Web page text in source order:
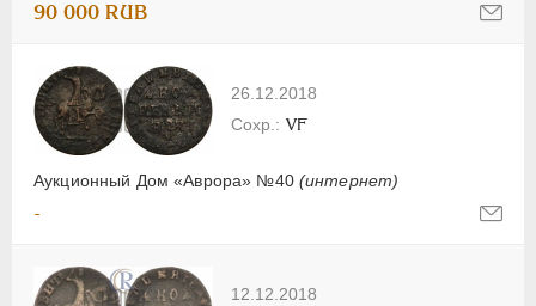
90 000 RUB
26.12.2018
Аукционный Дом «Аврора» №40 (интернет)
VF
-
12.12.2018